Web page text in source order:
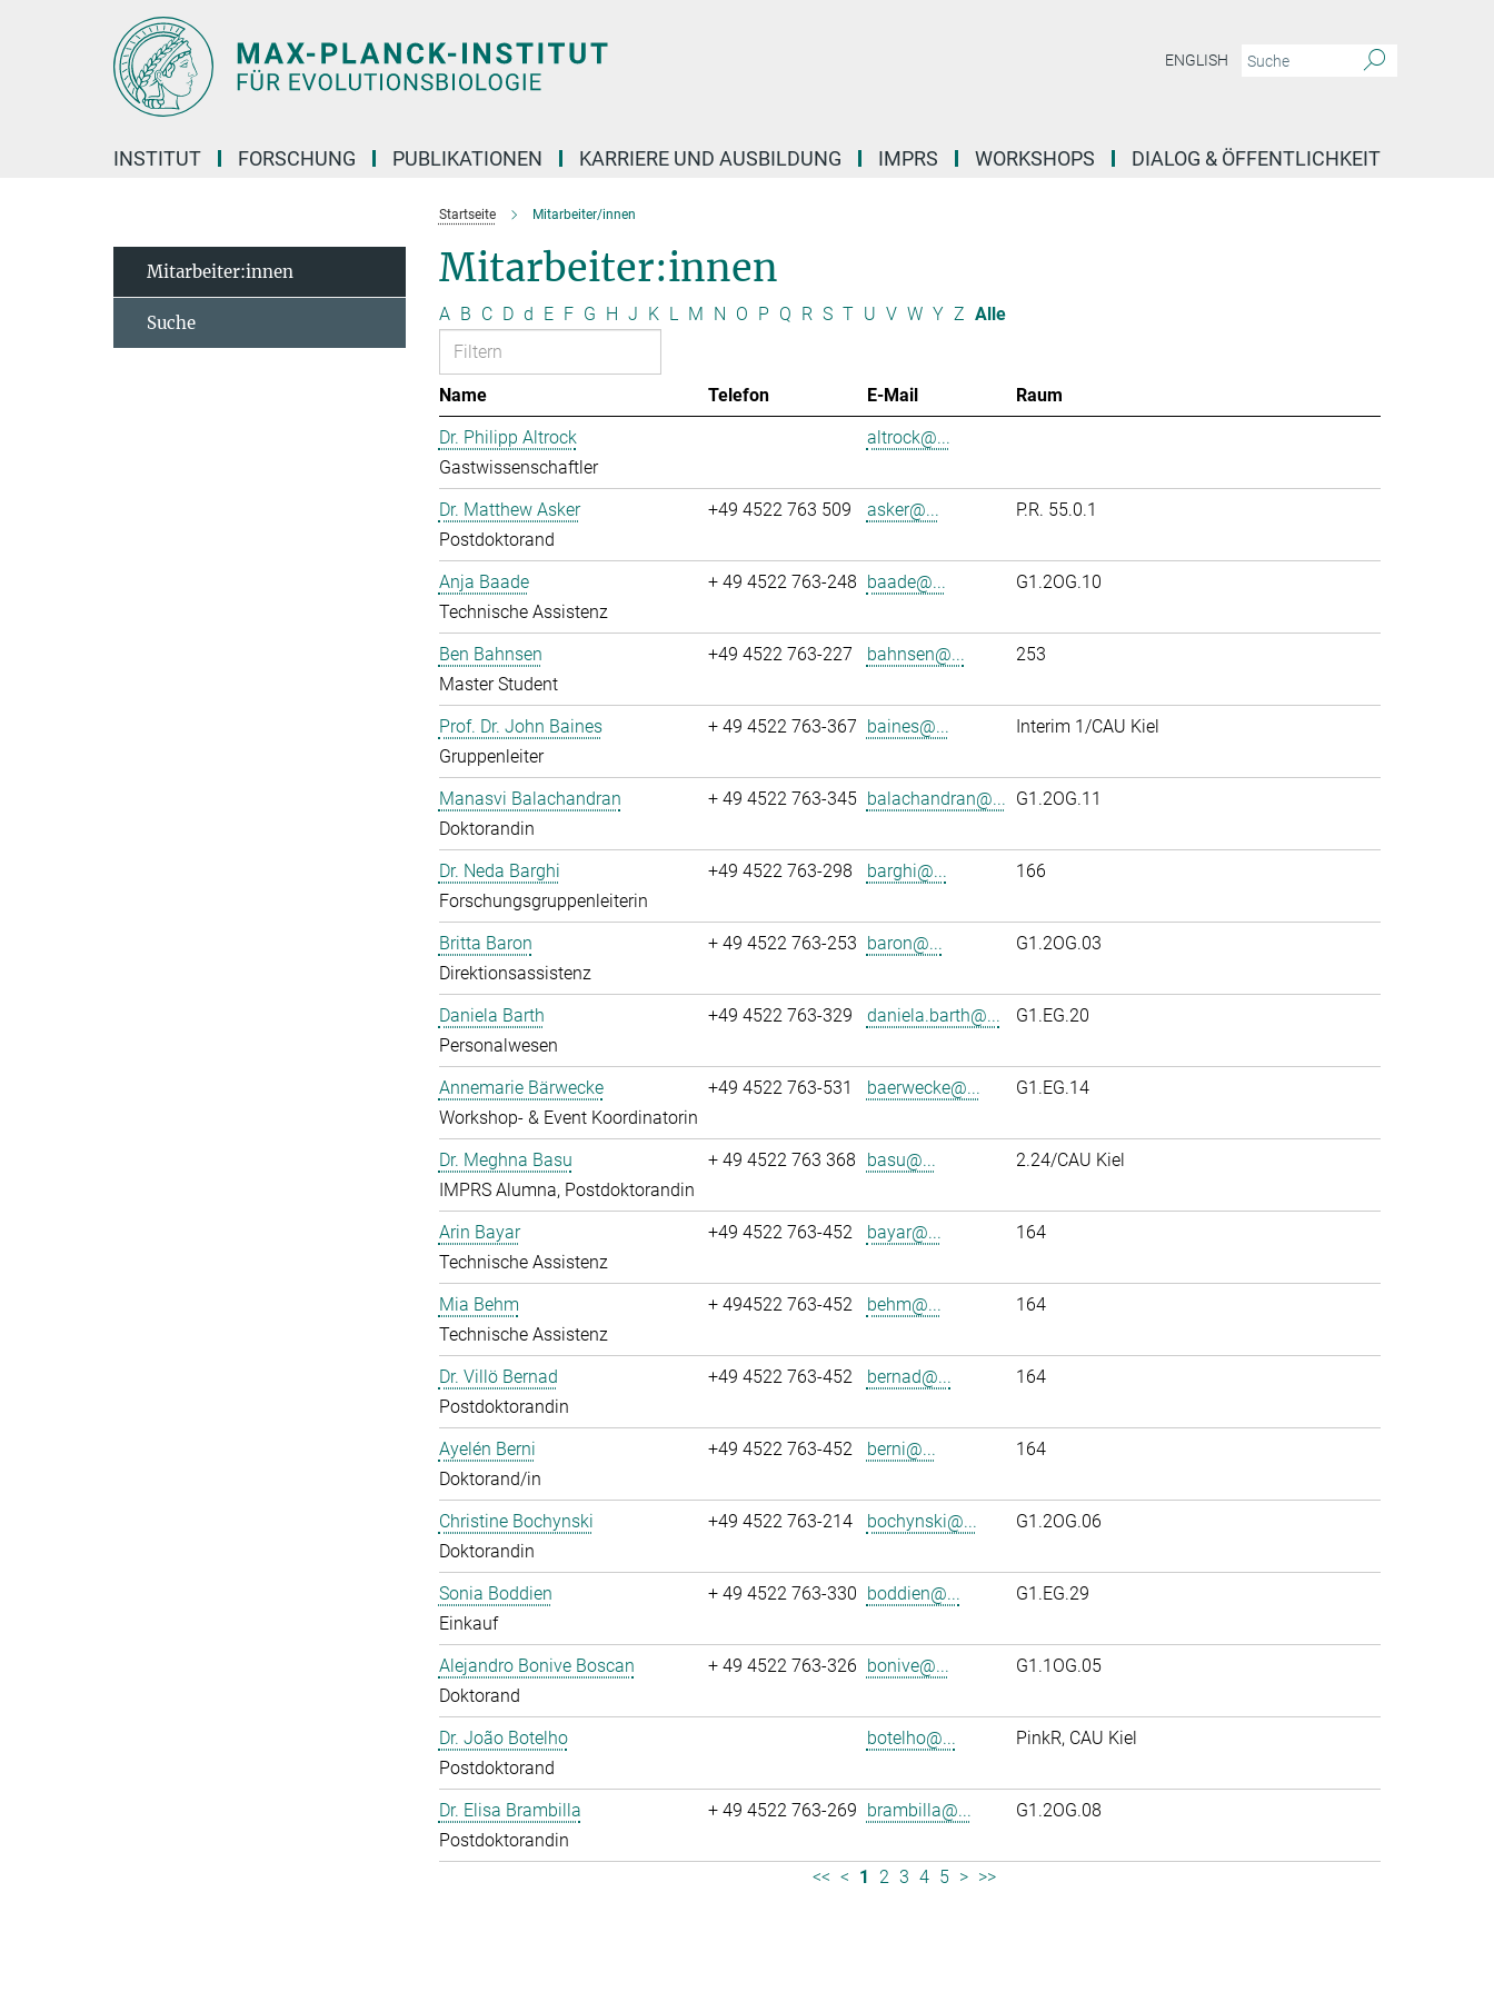
ENGLISH
INSTITUT FORSCHUNG PUBLIKATIONEN KARRIERE UND AUSBILDUNG IMPRS WORKSHOPS DIALOG & ÖFFENTLICHKEIT
Startseite Mitarbeiter/innen
Mitarbeiter:innen
A B C D d E F G H J K L M N O P Q R S T U V W Y Z Alle
Name Telefon E-Mail
Raum
Dr. Philipp Altrock
Gastwissenschaftler
altrock@...
Dr. Matthew Asker
Postdoktorand
+49 4522 763 509 asker@... P.R. 55.0.1
Anja Baade
Technische Assistenz
+ 49 4522 763-248 baade@... G1.2OG.10
Ben Bahnsen
Master Student
+49 4522 763-227 bahnsen@... 253
Prof. Dr. John Baines
Gruppenleiter
+ 49 4522 763-367 baines@... Interim 1/CAU Kiel
Manasvi Balachandran
Doktorandin
+ 49 4522 763-345 balachandran@... G1.2OG.11
Dr. Neda Barghi
Forschungsgruppenleiterin
+49 4522 763-298 barghi@... 166
Britta Baron
Direktionsassistenz
+ 49 4522 763-253 baron@... G1.2OG.03
Daniela Barth
Personalwesen
+49 4522 763-329 daniela.barth@... G1.EG.20
Annemarie Bärwecke
Workshop- & Event Koordinatorin
+49 4522 763-531 baerwecke@... G1.EG.14
Dr. Meghna Basu
IMPRS Alumna, Postdoktorandin
+ 49 4522 763 368 basu@... 2.24/CAU Kiel
Arin Bayar
Technische Assistenz
+49 4522 763-452 bayar@... 164
Mia Behm
Technische Assistenz
+ 494522 763-452 behm@... 164
Dr. Villö Bernad
Postdoktorandin
+49 4522 763-452 bernad@... 164
Ayelén Berni
Doktorand/in
+49 4522 763-452 berni@... 164
Christine Bochynski
Doktorandin
+49 4522 763-214 bochynski@... G1.2OG.06
Sonia Boddien
Einkauf
+ 49 4522 763-330 boddien@... G1.EG.29
Alejandro Bonive Boscan
Doktorand
+ 49 4522 763-326 bonive@... G1.1OG.05
Dr. João Botelho
Postdoktorand
botelho@... PinkR, CAU Kiel
Dr. Elisa Brambilla
Postdoktorandin
+ 49 4522 763-269 brambilla@... G1.2OG.08
<< < 1 2 3 4 5 > >>
Mitarbeiter:innen
Suche